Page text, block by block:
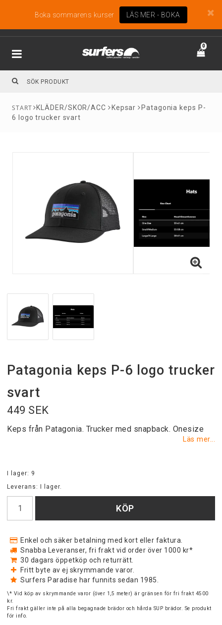
Boka sommarens kurser LÄS MER - BOKA
0
KLÄDER/SKOR/ACC Kepsar
Patagonia keps P-
6 logo trucker svart
Patagonia keps P-6 logo trucker
svart
449 SEK
Keps från Patagonia. Trucker med snapback. Onesize
Läs mer...
I lager: 9
Leverans:
I lager.
KÖP
Enkel och säker betalning med kort eller faktura.
Snabba Leveranser, fri frakt vid order över 1000 kr*
30 dagars öppetköp och returrätt.
Fritt byte av ej skrymmande varor.
Surfers Paradise har funnits sedan 1985.
\* Vid köp av skrymmande varor (över 1,5 meter) är gränsen för fri frakt 4500
kr.
Fri frakt gäller inte på alla begagnade brädor och hårda SUP brädor. Se produkt
för info.